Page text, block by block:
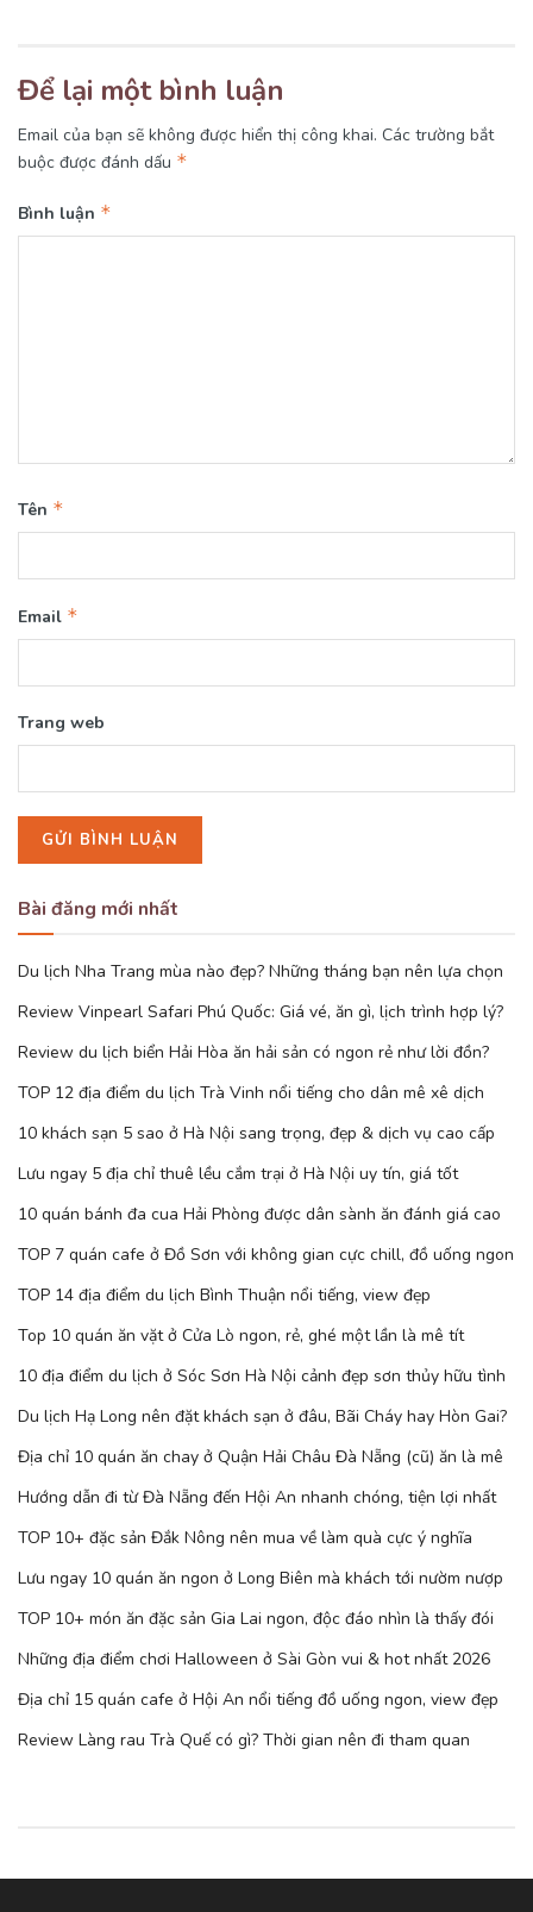
Để lại một bình luận
Email của bạn sẽ không được hiển thị công khai. Các trường bắt
buộc được đánh dấu *
Bình luận *
Tên *
Email *
Trang web
Bài đăng mới nhất
Du lịch Nha Trang mùa nào đẹp? Những tháng bạn nên lựa chọn
Review Vinpearl Safari Phú Quốc: Giá vé, ăn gì, lịch trình hợp lý?
Review du lịch biển Hải Hòa ăn hải sản có ngon rẻ như lời đồn?
TOP 12 địa điểm du lịch Trà Vinh nổi tiếng cho dân mê xê dịch
10 khách sạn 5 sao ở Hà Nội sang trọng, đẹp & dịch vụ cao cấp
Lưu ngay 5 địa chỉ thuê lều cắm trại ở Hà Nội uy tín, giá tốt
10 quán bánh đa cua Hải Phòng được dân sành ăn đánh giá cao
TOP 7 quán cafe ở Đồ Sơn với không gian cực chill, đồ uống ngon
TOP 14 địa điểm du lịch Bình Thuận nổi tiếng, view đẹp
Top 10 quán ăn vặt ở Cửa Lò ngon, rẻ, ghé một lần là mê tít
10 địa điểm du lịch ở Sóc Sơn Hà Nội cảnh đẹp sơn thủy hữu tình
Du lịch Hạ Long nên đặt khách sạn ở đâu, Bãi Cháy hay Hòn Gai?
Địa chỉ 10 quán ăn chay ở Quận Hải Châu Đà Nẵng (cũ) ăn là mê
Hướng dẫn đi từ Đà Nẵng đến Hội An nhanh chóng, tiện lợi nhất
TOP 10+ đặc sản Đắk Nông nên mua về làm quà cực ý nghĩa
Lưu ngay 10 quán ăn ngon ở Long Biên mà khách tới nườm nượp
TOP 10+ món ăn đặc sản Gia Lai ngon, độc đáo nhìn là thấy đói
Những địa điểm chơi Halloween ở Sài Gòn vui & hot nhất 2026
Địa chỉ 15 quán cafe ở Hội An nổi tiếng đồ uống ngon, view đẹp
Review Làng rau Trà Quế có gì? Thời gian nên đi tham quan